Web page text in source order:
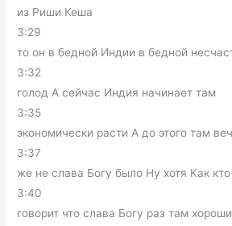
из Риши Кеша
3:29
то он в бедной Индии в бедной
3:32
голод А сейчас Индия начинает там
3:35
экономически расти А до этого там
3:37
же не слава Богу было Ну хотя Как
3:40
говорит что слава Богу раз там